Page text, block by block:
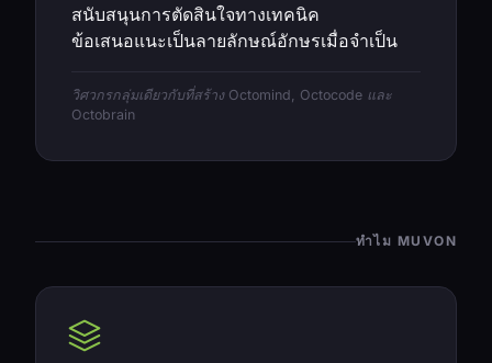
สนับสนุนการตัดสินใจทางเทคนิค
ข้อเสนอแนะเป็นลายลักษณ์อักษรเมื่อจำเป็น
วิศวกรกลุ่มเดียวกับที่สร้าง Octomind, Octocode และ
Octobrain
ทำไม MUVON